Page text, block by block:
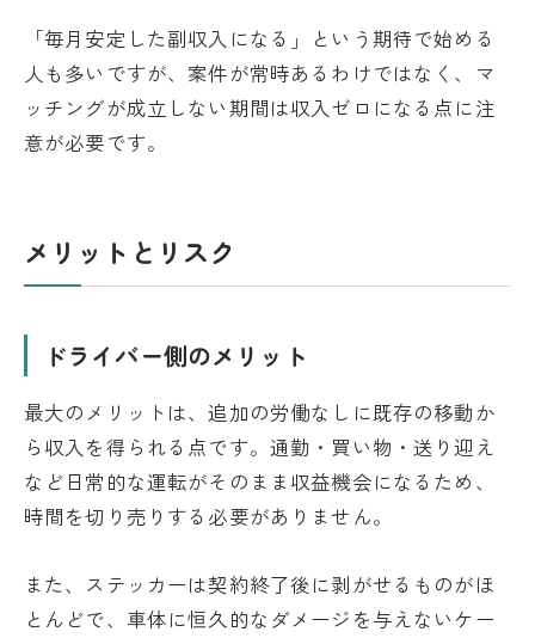
「毎月安定した副収入になる」という期待で始める
人も多いですが、案件が常時あるわけではなく、マ
ッチングが成立しない期間は収入ゼロになる点に注
意が必要です。
メリットとリスク
ドライバー側のメリット
最大のメリットは、追加の労働なしに既存の移動か
ら収入を得られる点です。通勤・買い物・送り迎え
など日常的な運転がそのまま収益機会になるため、
時間を切り売りする必要がありません。
また、ステッカーは契約終了後に剥がせるものがほ
とんどで、車体に恒久的なダメージを与えないケー